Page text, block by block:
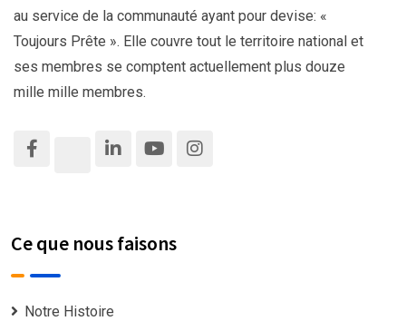
au service de la communauté ayant pour devise: «
Toujours Prête ». Elle couvre tout le territoire national et
ses membres se comptent actuellement plus douze
mille mille membres.
Ce que nous faisons
Notre Histoire